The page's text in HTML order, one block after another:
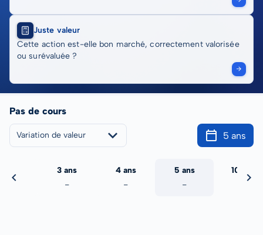
Juste valeur
Cette action est-elle bon marché, correctement valorisée
ou surévaluée ?
Pas de cours
Variation de valeur 5 ans
3 ans
-
4 ans
-
5 ans
-
10 ans